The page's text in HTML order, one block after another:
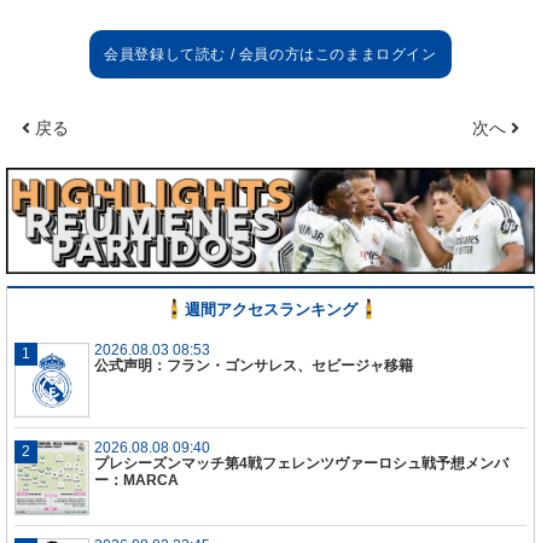
戻る 次へ
週間アクセスランキング
2026.08.03 08:53
公式声明：フラン・ゴンサレス、セビージャ移籍
2026.08.08 09:40
プレシーズンマッチ第4戦フェレンツヴァーロシュ戦予想メンバ
ー：MARCA